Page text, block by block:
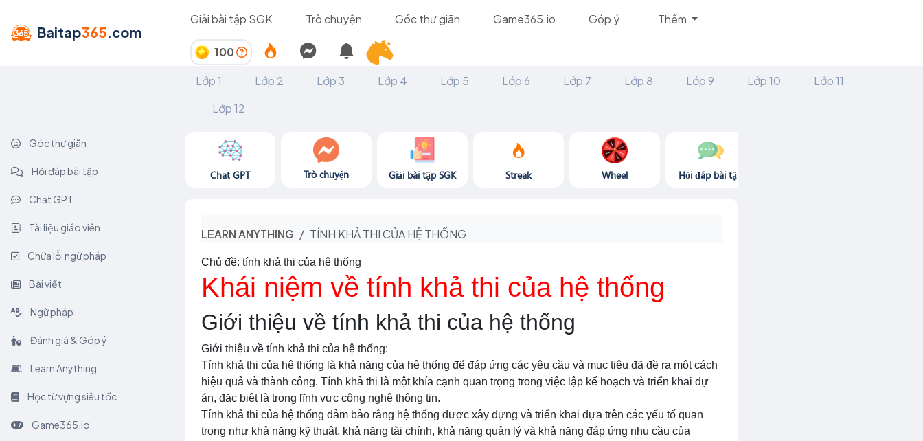
Baitap365.com
Giải bài tập SGK Trò chuyện Góc thư giãn Game365.io Góp ý Thêm
100
Lớp 1
Lớp 2 Lớp 3 Lớp 4 Lớp 5 Lớp 6 Lớp 7 Lớp 8 Lớp 9 Lớp 10
Lớp 11
Lớp 12
Góc thư giãn
Hỏi đáp bài tập
Chat GPT
Tài liệu giáo viên
Chữa lỗi ngữ pháp
Bài viết
Ngữ pháp
Đánh giá & Góp ý
Learn Anything
Học từ vựng siêu tốc
Game365.io
Chat GPT Trò chuyện Giải bài tập SGK Streak Wheel Hỏi đáp bài tập
LEARN ANYTHING TÍNH KHẢ THI CỦA HỆ THỐNG
Chủ đề: tính khả thi của hệ thống
Khái niệm về tính khả thi của hệ thống
Giới thiệu về tính khả thi của hệ thống
Giới thiệu về tính khả thi của hệ thống:
Tính khả thi của hệ thống là khả năng của hệ thống để đáp ứng các yêu cầu và mục tiêu đã đề ra một cách
hiệu quả và thành công. Tính khả thi là một khía cạnh quan trọng trong việc lập kế hoạch và triển khai dự
án, đặc biệt là trong lĩnh vực công nghệ thông tin.
Tính khả thi của hệ thống đảm bảo rằng hệ thống được xây dựng và triển khai dựa trên các yếu tố quan
trọng như khả năng kỹ thuật, khả năng tài chính, khả năng quản lý và khả năng đáp ứng nhu cầu của